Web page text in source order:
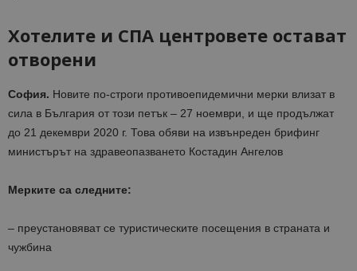
Хотелите и СПА центровете остават
отворени
София. Новите по-строги противоепидемични мерки влизат в
сила в България от този петък – 27 ноември, и ще продължат
до 21 декември 2020 г. Това обяви на извънреден брифинг
министърът на здравеопазването Костадин Ангелов
Мерките са следните:
– преустановяват се туристическите посещения в страната и
чужбина